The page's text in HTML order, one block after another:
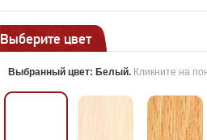
Выберите цвет
Выбранный цвет: Белый. Кликните на